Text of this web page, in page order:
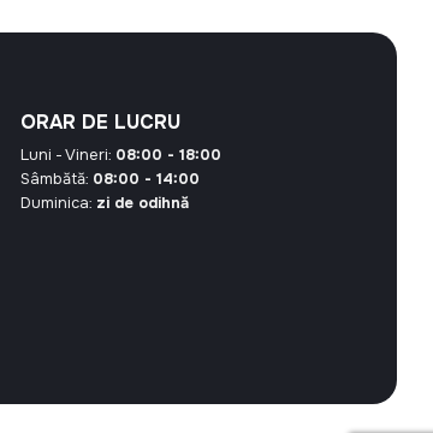
ORAR DE LUCRU
Luni - Vineri: 08:00 - 18:00
Sâmbătă: 08:00 - 14:00
Duminica: zi de odihnă